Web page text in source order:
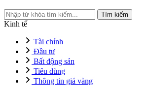
Tìm kiếm
Kinh tế
Tài chính
Đầu tư
Bất động sản
Tiêu dùng
Thông tin giá vàng